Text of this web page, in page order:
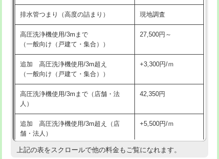
給水管工事※（ホール加工) 16,500円
給水管工事※（バンド止め) 3,300円
給水管工事※（支持金具設置)
給水管工事※（保温材使用（バンド止
め込み）)
5,500円
給水管工事※（土の掘削・埋め戻し作
業)
11,000円
給水管工事※（塩ビ管（VP・HI）使
用/3ｍまで)
33,000円
給水管工事※（塩ビ管（VP・HI）使
+8,800円
排水管つまり（高度の詰まり） 現地調査
高圧洗浄機使用/3mまで
（一般向け（戸建て・集合））
27,500円～
追加 高圧洗浄機使用/3m超え
（一般向け（戸建て・集合））
+3,300円/ｍ
高圧洗浄機使用/3mまで（店舗・法
人）
42,350円
追加 高圧洗浄機使用/3m超え（店
舗・法人）
+5,500円/ｍ
高度高圧洗浄換 現地調査
上記の表をスクロールで他の料金もご覧になれます。